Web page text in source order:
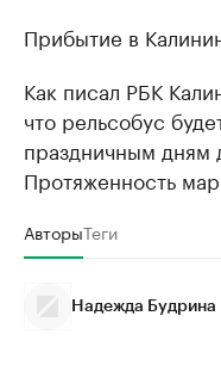
Прибытие в
Как писал РБК
что рельсобус
праздничным дням
Протяженность
АвторыТеги
Надежда Будрина